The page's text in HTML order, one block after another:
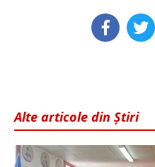
Alte articole din Știri